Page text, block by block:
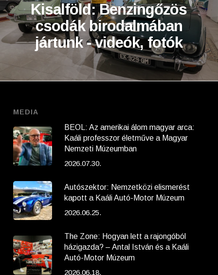
Kisalföld: Benzingőzös
csodák birodalmában
jártunk - videók, fotók
MEDIA
BEOL: Az amerikai álom magyar arca:
Kaáli professzor életműve a Magyar
Nemzeti Múzeumban
2026.07.30.
Autószektor: Nemzetközi elismerést
kapott a Kaáli Autó-Motor Múzeum
2026.06.25.
The Zone: Hogyan lett a rajongóból
házigazda? – Antal István és a Kaáli
Autó-Motor Múzeum
2026.06.18.